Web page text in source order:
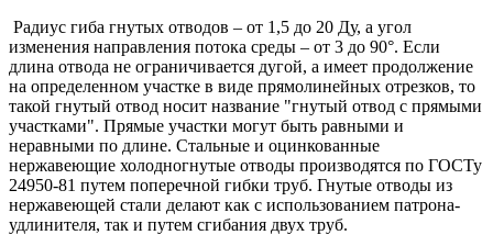
Радиус гиба гнутых отводов – от 1,5 до 20 Ду, а угол
изменения направления потока среды – от 3 до 90°. Если
длина отвода не ограничивается дугой, а имеет продолжение
на определенном участке в виде прямолинейных отрезков, то
такой гнутый отвод носит название "гнутый отвод с прямыми
участками". Прямые участки могут быть равными и
неравными по длине. Стальные и оцинкованные
нержавеющие холодногнутые отводы производятся по ГОСТу
24950-81 путем поперечной гибки труб. Гнутые отводы из
нержавеющей стали делают как с использованием патрона-
удлинителя, так и путем сгибания двух труб.